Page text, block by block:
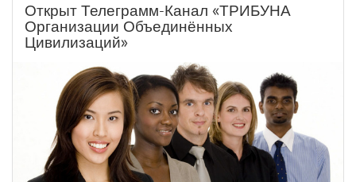
Открыт Телеграмм-Канал «ТРИБУНА
Организации Объединённых
Цивилизаций»